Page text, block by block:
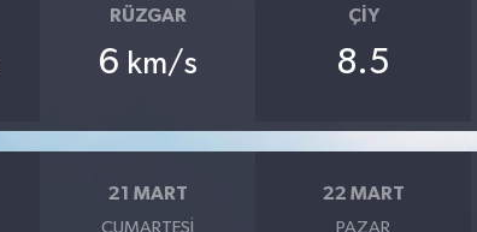
RÜZGAR
6 km/s
ÇIY
8.5
21 MART
CUMARTESI
22 MART
PAZAR